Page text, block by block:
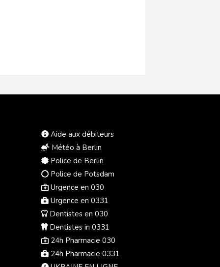
Aide aux débiteurs
Météo à Berlin
Police de Berlin
Police de Potsdam
Urgence en 030
Urgence en 0331
Dentistes en 030
Dentistes in 0331
24h Pharmacie 030
24h Pharmacie 0331